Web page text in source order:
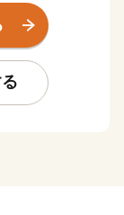
「日進市ふる
。